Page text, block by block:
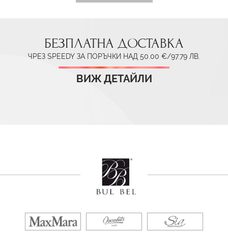
БЕЗПЛАТНА ДОСТАВКА
ЧРЕЗ SPEEDY ЗА ПОРЪЧКИ НАД 50.00 €/97.79 ЛВ.
ВИЖ ДЕТАЙЛИ